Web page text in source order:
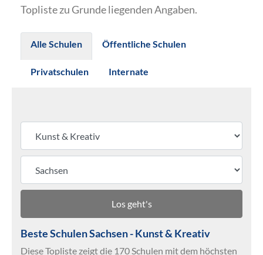
Topliste zu Grunde liegenden Angaben.
Alle Schulen Öffentliche Schulen
Privatschulen Internate
Los geht's
Beste Schulen Sachsen - Kunst & Kreativ
Diese Topliste zeigt die 170 Schulen mit dem höchsten